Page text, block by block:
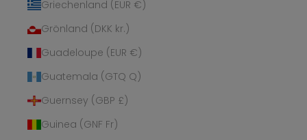
Griechenland (EUR €)
Grönland (DKK kr.)
Guadeloupe (EUR €)
Guatemala (GTQ Q)
Guernsey (GBP £)
Guinea (GNF Fr)